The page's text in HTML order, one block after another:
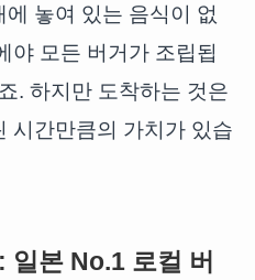
놓여 있는 음식이 없
야 모든 버거가 조립됩
. 하지만 도착하는 것은
시간만큼의 가치가 있습
일본 No.1 로컬 버